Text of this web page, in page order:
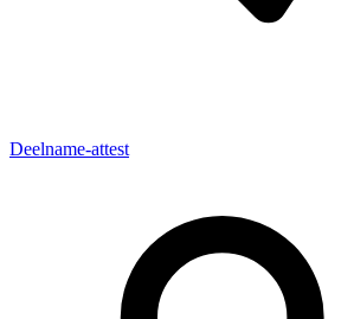
Deelname-attest